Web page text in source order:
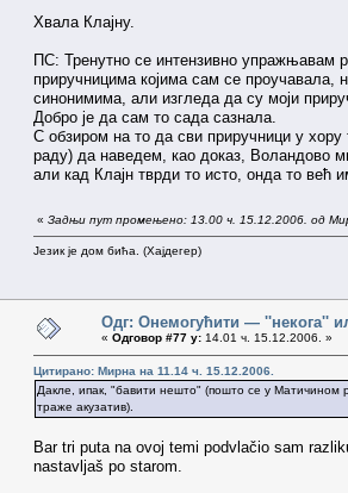
Хвала Клајну.
ПС: Тренутно се интензивно упражњавам
приручницима којима сам се проучавала,
синонимима, али изгледа да су моји
Добро је да сам то сада сазнала.
С обзиром на то да сви приручници у
раду) да наведем, као доказ, Воландово
али кад Клајн тврди то исто, онда то већ
« Задњи пут промењено: 13.00 ч. 15.12.2006. од
Језик је дом бића. (Хајдегер)
Одг: Онемогућити — ''некога''
« Одговор #77 у: 14.01 ч. 15.12.2006. »
Цитирано: Мирна на 11.14 ч. 15.12.2006.
Дакле, ипак, "бавити нешто" (пошто се у Матичином
траже акузатив).
Bar tri puta na ovoj temi podvlačio sam
nastavljaš po starom.